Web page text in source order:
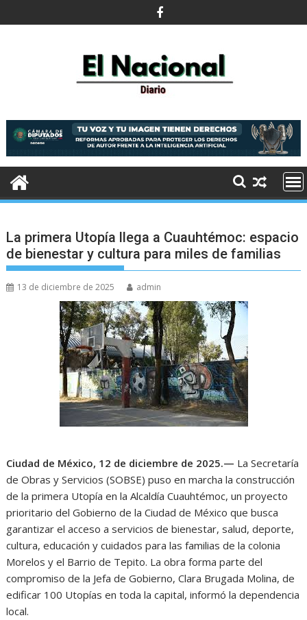
al
La primera Utopía llega a Cuauhtémoc: espacio
de bienestar y cultura para miles de familias
13 de diciembre de 2025 admin
Ciudad de México, 12 de diciembre de 2025.— La Secretaría
de Obras y Servicios (SOBSE) puso en marcha la construcción
de la primera Utopía en la Alcaldía Cuauhtémoc, un proyecto
prioritario del Gobierno de la Ciudad de México que busca
garantizar el acceso a servicios de bienestar, salud, deporte,
cultura, educación y cuidados para las familias de la colonia
Morelos y el Barrio de Tepito. La obra forma parte del
compromiso de la Jefa de Gobierno, Clara Brugada Molina, de
edificar 100 Utopías en toda la capital, informó la dependencia
local.